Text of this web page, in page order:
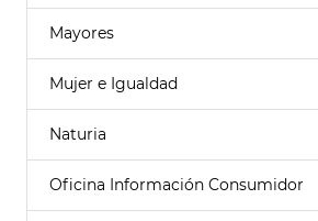
Mayores
Mujer e Igualdad
Naturia
Oficina Información Consumidor